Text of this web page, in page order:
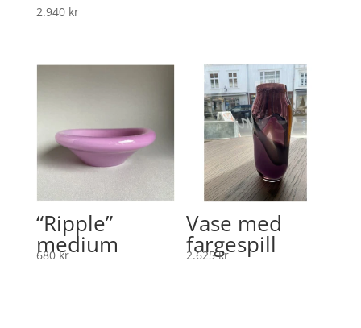
2.940 kr
“Ripple”
medium
680kr
Vase med
fargespill
2.625kr